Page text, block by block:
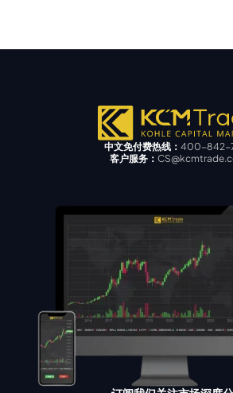
中文免付费热线： 400-842-
客户服务：